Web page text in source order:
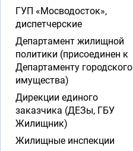
ГУП «Мосводосток»,
диспетчерские
Департамент жилищной
политики (присоединен к
Департаменту городского
имущества)
Дирекции единого
заказчика (ДЕЗы, ГБУ
Жилищник)
Жилищные инспекции